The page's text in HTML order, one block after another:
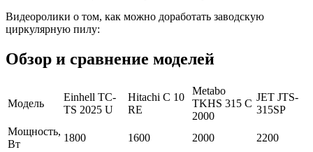
Видеоролики о том, как можно доработать заводскую
циркулярную пилу:
Обзор и сравнение моделей
Модель
Einhell TC-
TS 2025 U
Hitachi C 10
RE
Metabo
TKHS 315 C
2000
JET JTS-
315SP
Мощность,
Вт
1800 1600 2000
2200